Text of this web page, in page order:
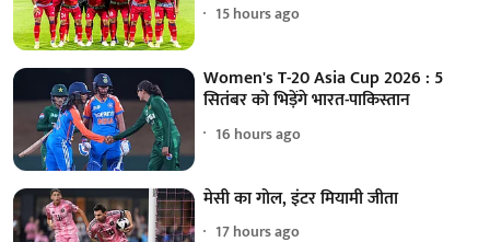
15 hours ago
Women's T-20 Asia Cup 2026 : 5
सितंबर को भिड़ेंगे भारत-पाकिस्तान
16 hours ago
मेसी का गोल, इंटर मियामी जीता
17 hours ago